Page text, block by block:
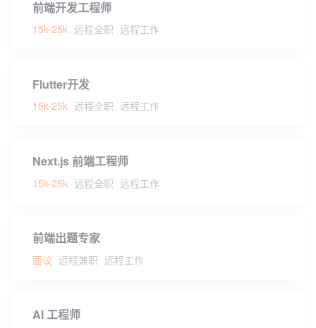
前端开发工程师
15k-25k 远程全职 远程工作
Flutter开发
15k-25k 远程全职 远程工作
Next.js 前端工程师
15k-25k 远程全职 远程工作
前端出题专家
面议 远程兼职 远程工作
AI 工程师